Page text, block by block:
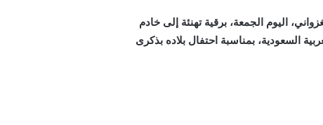
اليوم الجمعة، برقية تهنئة إلى خادم
السعودية، بمناسبة احتفال بلاده بذكرى